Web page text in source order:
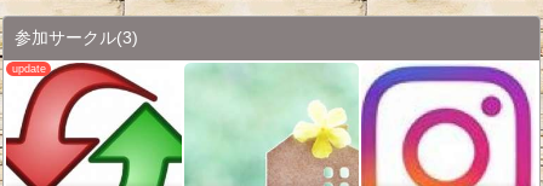
参加サークル(3)